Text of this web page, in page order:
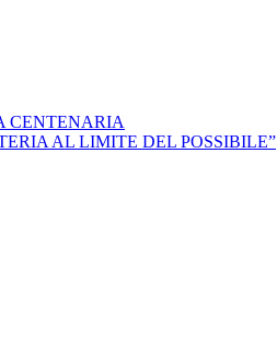
CENTENARIA
AL LIMITE DEL POSSIBILE”